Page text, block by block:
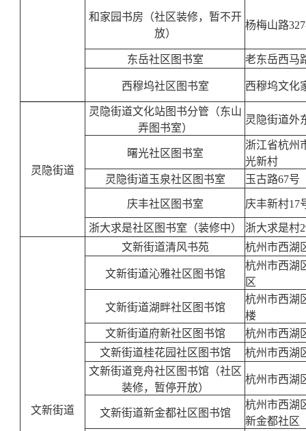
和家园书房（社区装修，暂不开
放）
杨梅山路
东岳社区图书室 老东岳西马
西穆坞社区图书室 西穆坞文化
灵隐街道
灵隐街道文化站图书分管（东山
弄图书室）
灵隐街道外
曙光社区图书室
浙江省杭州
光新村
灵隐街道玉泉社区图书室
玉古路67号
庆丰社区图书室 庆丰新村17
浙大求是社区图书室（装修中） 浙大求是村
文新街道
文新街道清风书苑 杭州市西湖
文新街道沁雅社区图书馆
杭州市西湖
区
文新街道湖畔社区图书馆
杭州市西湖
楼
文新街道府新社区图书馆
杭州市西湖
文新街道桂花园社区图书馆
杭州市西湖
文新街道竞舟社区图书馆（社区
装修，暂停开放）
杭州市西湖
文新街道新金都社区图书馆
杭州市西湖
新金都社区